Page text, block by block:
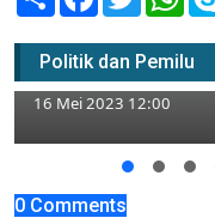
Politik dan Pemilu
Wisata Kuliner:
Palang Tuban
16 Mei 2023 12:00
0 Comments